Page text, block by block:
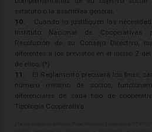
estatuto o la asamblea general;
10. Cuando lo justifiquen las
Instituto Nacional de Cooperativas
Resolución de su Consejo Directivo,
diferentes a los previstos en el inciso 2
de ellos; (*)
11. El Reglamento precisará los fines,
número mínimo de socios,
diferenciales de cada tipo de
Tipología Cooperativa.